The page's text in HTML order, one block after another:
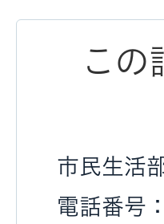
この
市民生活
電話番号